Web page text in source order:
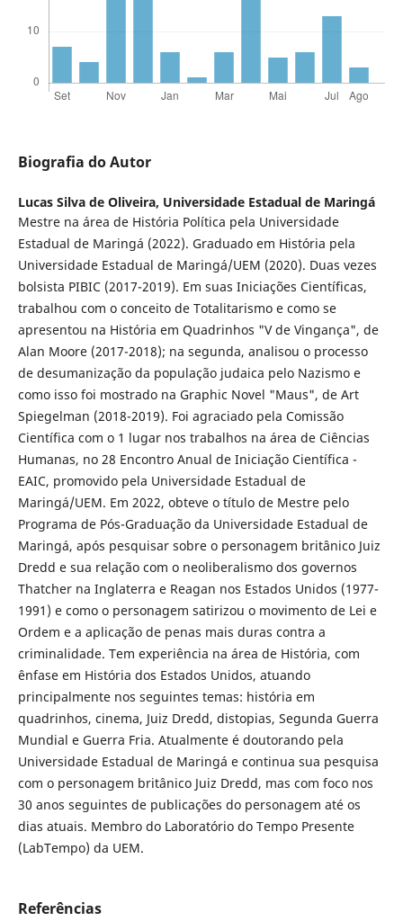
Biografia do Autor
Lucas Silva de Oliveira, Universidade Estadual de Maringá
Mestre na área de História Política pela Universidade
Estadual de Maringá (2022). Graduado em História pela
Universidade Estadual de Maringá/UEM (2020). Duas vezes
bolsista PIBIC (2017-2019). Em suas Iniciações Científicas,
trabalhou com o conceito de Totalitarismo e como se
apresentou na História em Quadrinhos "V de Vingança", de
Alan Moore (2017-2018); na segunda, analisou o processo
de desumanização da população judaica pelo Nazismo e
como isso foi mostrado na Graphic Novel "Maus", de Art
Spiegelman (2018-2019). Foi agraciado pela Comissão
Científica com o 1 lugar nos trabalhos na área de Ciências
Humanas, no 28 Encontro Anual de Iniciação Científica -
EAIC, promovido pela Universidade Estadual de
Maringá/UEM. Em 2022, obteve o título de Mestre pelo
Programa de Pós-Graduação da Universidade Estadual de
Maringá, após pesquisar sobre o personagem britânico Juiz
Dredd e sua relação com o neoliberalismo dos governos
Thatcher na Inglaterra e Reagan nos Estados Unidos (1977-
1991) e como o personagem satirizou o movimento de Lei e
Ordem e a aplicação de penas mais duras contra a
criminalidade. Tem experiência na área de História, com
ênfase em História dos Estados Unidos, atuando
principalmente nos seguintes temas: história em
quadrinhos, cinema, Juiz Dredd, distopias, Segunda Guerra
Mundial e Guerra Fria. Atualmente é doutorando pela
Universidade Estadual de Maringá e continua sua pesquisa
com o personagem britânico Juiz Dredd, mas com foco nos
30 anos seguintes de publicações do personagem até os
dias atuais. Membro do Laboratório do Tempo Presente
(LabTempo) da UEM.
Referências